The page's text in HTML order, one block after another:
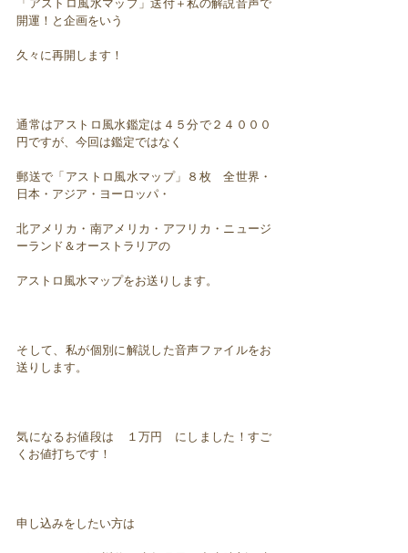
「アストロ風水マップ」送付＋私の解説音声で
開運！と企画をいう
久々に再開します！
通常はアストロ風水鑑定は４５分で２４０００
円ですが、今回は鑑定ではなく
郵送で「アストロ風水マップ」８枚 全世界・
日本・アジア・ヨーロッパ・
北アメリカ・南アメリカ・アフリカ・ニュージ
ーランド＆オーストラリアの
アストロ風水マップをお送りします。
そして、私が個別に解説した音声ファイルをお
送りします。
気になるお値段は １万円 にしました！すご
くお値打ちです！
申し込みをしたい方は